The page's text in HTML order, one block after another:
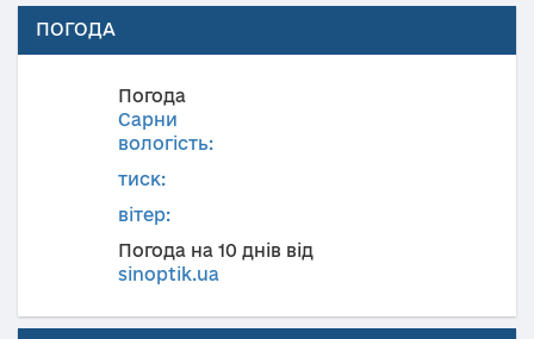
ПОГОДА
Погода
Сарни
вологість:
тиск:
вітер:
Погода на 10 днів від
sinoptik.ua